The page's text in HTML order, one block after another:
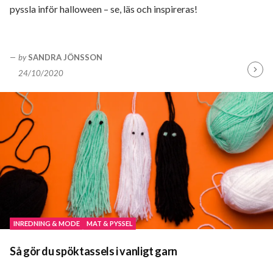
pyssla inför halloween – se, läs och inspireras!
by SANDRA JÖNSSON
24/10/2020
INREDNING & MODE MAT & PYSSEL
Så gör du spöktassels i vanligt garn